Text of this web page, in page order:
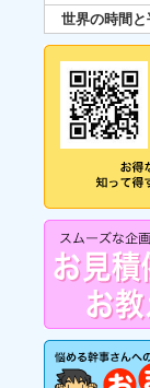
世界の時間